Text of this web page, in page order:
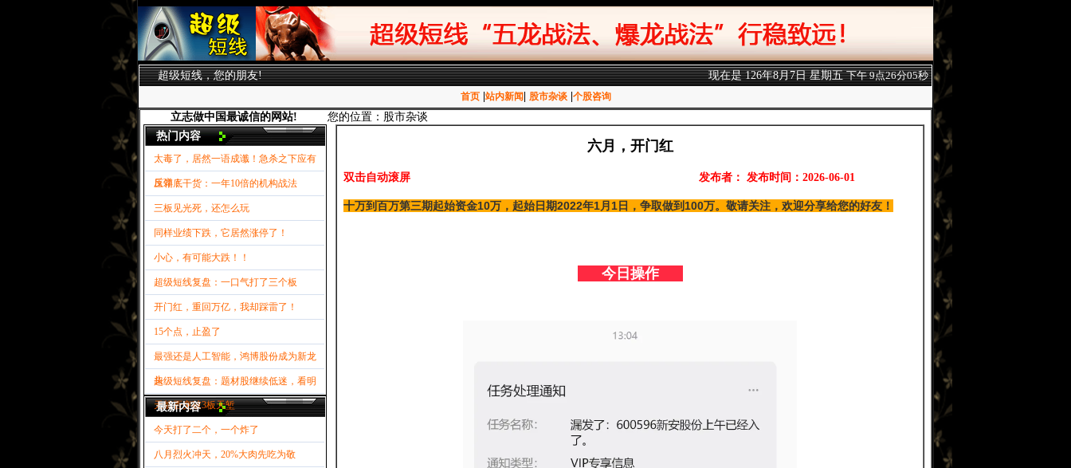
超级短线，您的朋友! 现在是126年8月7日 星期五下午 9点26分06秒
首页| 站内新闻| 股市杂谈| 个股咨询
立志做中国最诚信的网站!
您的位置：股市杂谈
热门内容
太毒了，居然一语成谶！急杀之下应有
反弹！
压箱底干货：一年10倍的机构战法
三板见光死，还怎么玩
同样业绩下跌，它居然涨停了！
小心，有可能大跌！！
超级短线复盘：一口气打了三个板
开门红，重回万亿，我却踩雷了！
15个点，止盈了
最强还是人工智能，鸿博股份成为新龙
头
超级短线复盘：题材股继续低迷，看明
天能否突破3板天堑
最新内容
今天打了二个，一个炸了
八月烈火冲天，20%大肉先吃为敬
六月，开门红
双击自动滚屏 发布者： 发布时间：2026-06-01
十万到百万第三期起始资金10万，起始日期2022年1月1日，争取做到100万。敬请关注，欢迎分享给您的好友！
今日操作